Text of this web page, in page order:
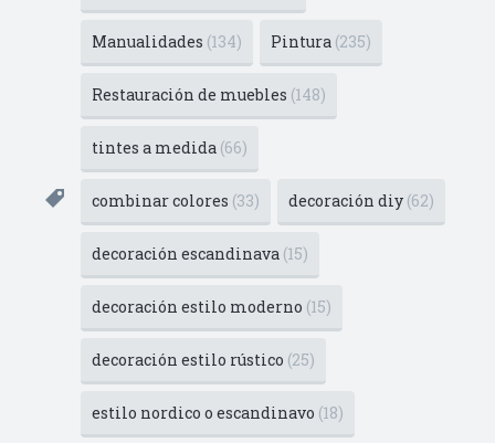
Manualidades (134) Pintura (235)
Restauración de muebles (148)
tintes a medida (66)
combinar colores (33) decoración diy (62)
decoración escandinava (15)
decoración estilo moderno (15)
decoración estilo rústico (25)
estilo nordico o escandinavo (18)